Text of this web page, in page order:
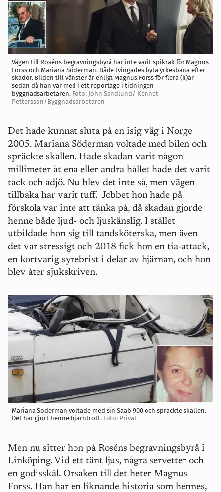
Vägen till Roséns begravningsbyrå har inte varit spikrak för Magnus
Forss och Mariana Söderman. Både tvingades byta yrkesbana efter
skador. Bilden till vänster är enligt Magnus Forss för flera (h)år
sedan då han var med i ett reportage i tidningen
byggnadsarbetaren. Foto: John Sandlund/ Kennet
Pettersson/Byggnadsarbetaren
Det hade kunnat sluta på en isig väg i Norge
2005. Mariana Söderman voltade med bilen och
spräckte skallen. Hade skadan varit någon
millimeter åt ena eller andra hållet hade det varit
tack och adjö. Nu blev det inte så, men vägen
tillbaka har varit tuff. Jobbet hon hade på
förskola var inte att tänka på, då skadan gjorde
henne både ljud- och ljuskänslig. I stället
utbildade hon sig till tandsköterska, men även
det var stressigt och 2018 fick hon en tia-attack,
en kortvarig syrebrist i delar av hjärnan, och hon
blev åter sjukskriven.
Mariana Söderman voltade med sin Saab 900 och spräckte skallen.
Det har gjort henne hjärntrött. Foto: Privat
Men nu sitter hon på Roséns begravningsbyrå i
Linköping. Vid ett tänt ljus, några servetter och
en godisskål. Orsaken till det heter Magnus
Forss. Han har en liknande historia som hennes,